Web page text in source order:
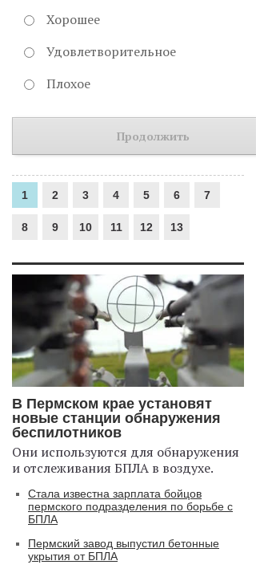
Хорошее
Удовлетворительное
Плохое
Продолжить
1 2 3 4 5 6 7
8 9 10 11 12 13
В Пермском крае установят
новые станции обнаружения
беспилотников
Они используются для обнаружения
и отслеживания БПЛА в воздухе.
Стала известна зарплата бойцов
пермского подразделения по борьбе с
БПЛА
Пермский завод выпустил бетонные
укрытия от БПЛА